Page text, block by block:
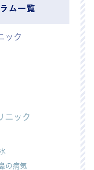
ム一覧
ック
ニック
の病気